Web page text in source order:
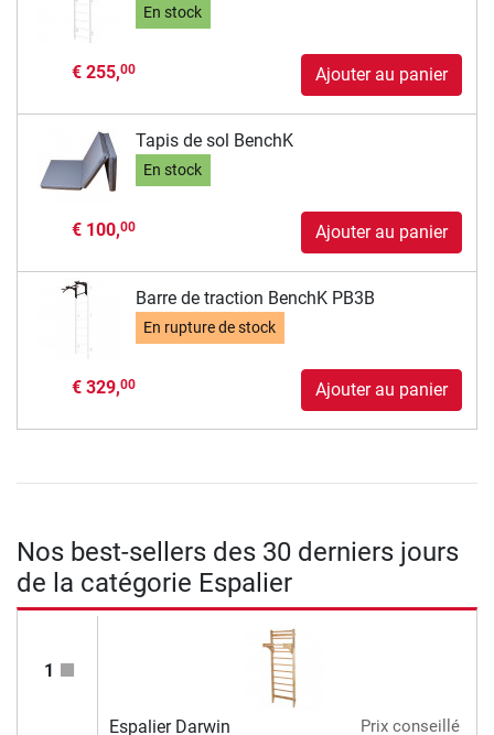
En stock
€ 255,00 Ajouter au panier
Tapis de sol BenchK
En stock
€ 100,00 Ajouter au panier
Barre de traction BenchK PB3B
En rupture de stock
€ 329,00 Ajouter au panier
Nos best-sellers des 30 derniers jours
de la catégorie Espalier
1
Espalier Darwin
Prix conseillé